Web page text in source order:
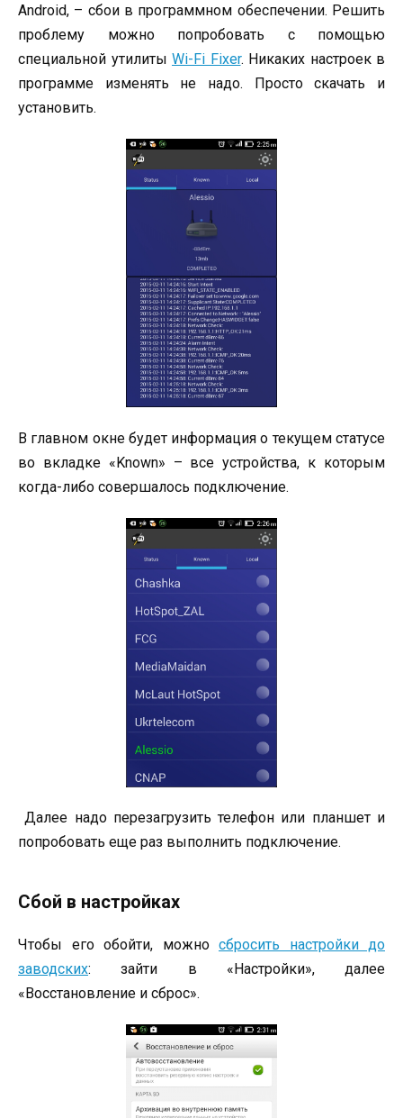
Android, – сбои в программном обеспечении. Решить
проблему можно попробовать с помощью
специальной утилиты Wi-Fi Fixer. Никаких настроек в
программе изменять не надо. Просто скачать и
установить.
В главном окне будет информация о текущем статусе
во вкладке «Known» – все устройства, к которым
когда-либо совершалось подключение.
Далее надо перезагрузить телефон или планшет и
попробовать еще раз выполнить подключение.
Сбой в настройках
Чтобы его обойти, можно сбросить настройки до
заводских: зайти в «Настройки», далее
«Восстановление и сброс».